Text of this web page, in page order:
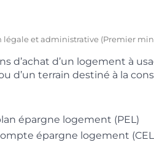
légale et administrative (Premier
d’achat d’un logement à
d’un terrain destiné à la
épargne logement (PEL)
épargne logement